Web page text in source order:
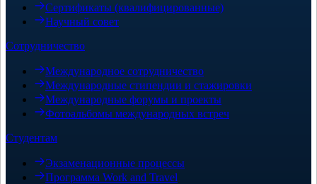
Сертификаты (квалифицированные)
Научный совет
Сотрудничество
Международное сотрудничество
Международные стипендии и стажировки
Международные форумы и проекты
Фотоальбомы международных встреч
Студентам
Экзаменационные процессы
Программа Work and Travel